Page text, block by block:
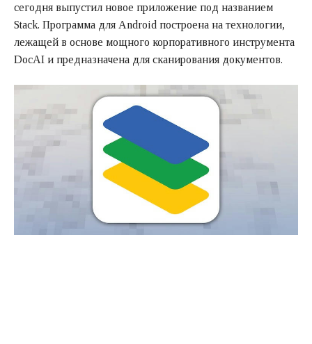
сегодня выпустил новое приложение под названием
Stack. Программа для Android построена на технологии,
лежащей в основе мощного корпоративного инструмента
DocAI и предназначена для сканирования документов.